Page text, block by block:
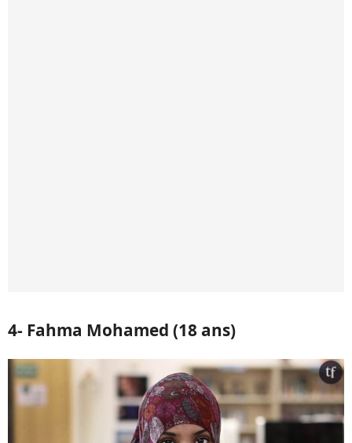
4- Fahma Mohamed (18 ans)